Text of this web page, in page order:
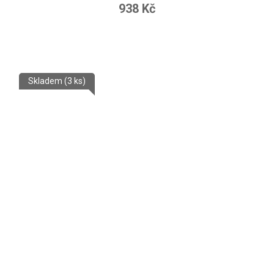
938 Kč
Skladem (3 ks)